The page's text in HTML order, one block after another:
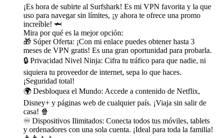
¡Es hora de subirte al Surfshark! Es mi VPN favorita y la que
uso para navegar sin límites, ¡y ahora te ofrece una promo
increíble! 🦈
Mira por qué es la mejor opción:
🎁 Súper Oferta: ¡Con mi enlace puedes obtener hasta 3
meses de VPN gratis! Es una gran oportunidad para probarla.
🔒 Privacidad Nivel Ninja: Cifra tu tráfico para que nadie, ni
siquiera tu proveedor de internet, sepa lo que haces.
¡Seguridad total!
🌍 Desbloquea el Mundo: Accede a contenido de Netflix,
Disney+ y páginas web de cualquier país. ¡Viaja sin salir de
casa! 🍿
♾️ Dispositivos Ilimitados: Conecta todos tus móviles, tablets
y ordenadores con una sola cuenta. ¡Ideal para toda la familia!